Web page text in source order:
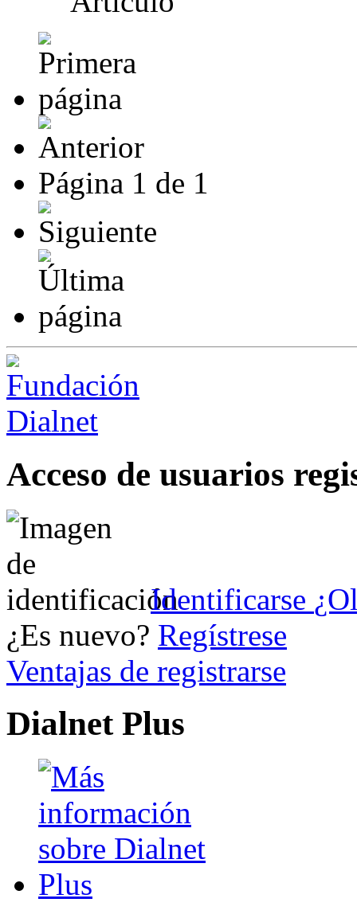
Página 1 de 1
Acceso de usuarios
Identificarse
¿Es nuevo? Regístrese
Ventajas de registrarse
Dialnet Plus